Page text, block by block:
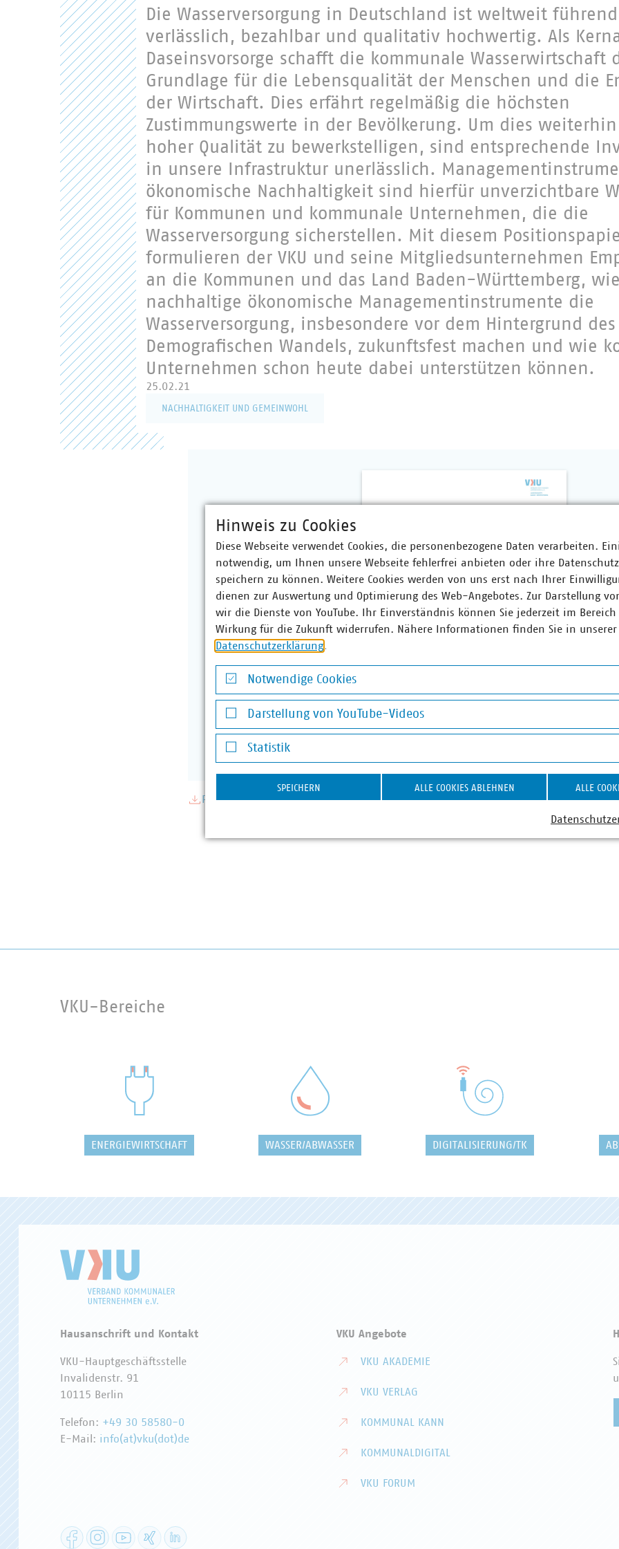
Die Wasserversorgung in Deutschland ist weltweit
verlässlich, bezahlbar und qualitativ hochwertig. Als
Daseinsvorsorge schafft die kommunale Wasserwirtschaft
Grundlage für die Lebensqualität der Menschen und die
der Wirtschaft. Dies erfährt regelmäßig die höchsten
Zustimmungswerte in der Bevölkerung. Um dies
hoher Qualität zu bewerkstelligen, sind entsprechende
in unsere Infrastruktur unerlässlich.
ökonomische Nachhaltigkeit sind hierfür unverzichtbare
für Kommunen und kommunale Unternehmen, die die
Wasserversorgung sicherstellen. Mit diesem
formulieren der VKU und seine Mitgliedsunternehmen
an die Kommunen und das Land Baden-Württemberg, wie
nachhaltige ökonomische Managementinstrumente die
Wasserversorgung, insbesondere vor dem Hintergrund
Demografischen Wandels, zukunftsfest machen und wie
Unternehmen schon heute dabei unterstützen können.
25.02.21
NACHHALTIGKEIT UND GEMEINWOHL
PDF Download
VKU-Bereiche
ENERGIEWIRTSCHAFT WASSER/ABWASSER DIGITALISIERUNG/TK
Hausanschrift und Kontakt
VKU-Hauptgeschäftsstelle
Invalidenstr. 91
10115 Berlin
Telefon: +49 30 58580-0
E-Mail: info(at)vku(dot)de
VKU Angebote
VKU AKADEMIE
VKU VERLAG
KOMMUNAL KANN
KOMMUNALDIGITAL
VKU FORUM
FacebookInstagramYouTube XING
Hinweis zu Cookies
Diese Webseite verwendet Cookies, die personenbezogene Daten verarbeiten.
notwendig, um Ihnen unsere Webseite fehlerfrei anbieten oder ihre
speichern zu können. Weitere Cookies werden von uns erst nach Ihrer
dienen zur Auswertung und Optimierung des Web-Angebotes. Zur Darstellung
wir die Dienste von YouTube. Ihr Einverständnis können Sie jederzeit im
Wirkung für die Zukunft widerrufen. Nähere Informationen finden Sie in unserer
Datenschutzerklärung.
Notwendige Cookies
Notwendige Cookies
Darstellung von YouTube-Videos
Darstellung von YouTube-Videos
Statistik
Statistik
SPEICHERN ALLE COOKIES ABLEHNEN ALLE